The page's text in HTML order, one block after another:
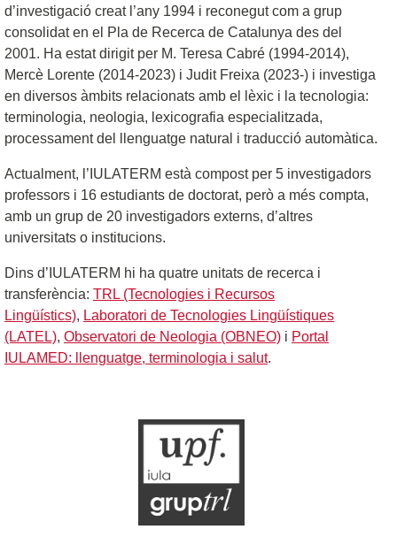
d’investigació creat l’any 1994 i reconegut com a grup
consolidat en el Pla de Recerca de Catalunya des del
2001. Ha estat dirigit per M. Teresa Cabré (1994-2014),
Mercè Lorente (2014-2023) i Judit Freixa (2023-) i investiga
en diversos àmbits relacionats amb el lèxic i la tecnologia:
terminologia, neologia, lexicografia especialitzada,
processament del llenguatge natural i traducció automàtica.
Actualment, l’IULATERM està compost per 5 investigadors
professors i 16 estudiants de doctorat, però a més compta,
amb un grup de 20 investigadors externs, d’altres
universitats o institucions.
Dins d’IULATERM hi ha quatre unitats de recerca i
transferència: TRL (Tecnologies i Recursos
Lingüístics), Laboratori de Tecnologies Lingüístiques
(LATEL), Observatori de Neologia (OBNEO) i Portal
IULAMED: llenguatge, terminologia i salut.